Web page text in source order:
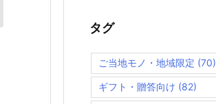
タグ
ご当地モノ・地域限定 (70)
ギフト・贈答向け (82)